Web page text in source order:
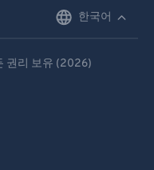
한국어
권리 보유 (2026)